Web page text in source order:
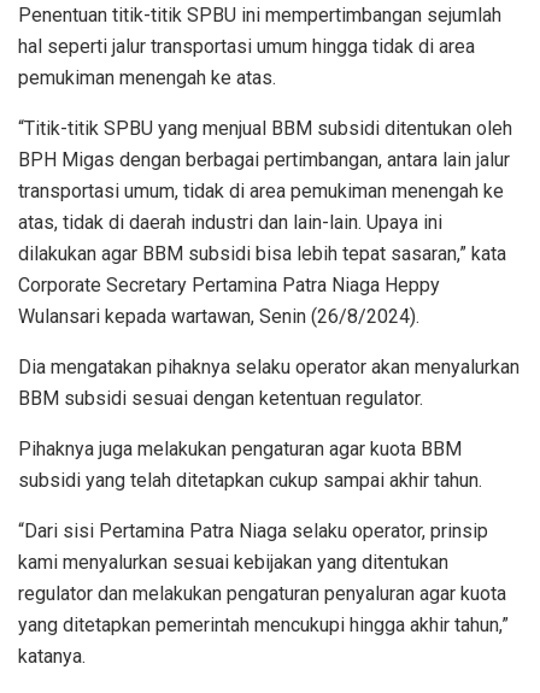
Penentuan titik-titik SPBU ini mempertimbangan sejumlah
hal seperti jalur transportasi umum hingga tidak di area
pemukiman menengah ke atas.
“Titik-titik SPBU yang menjual BBM subsidi ditentukan oleh
BPH Migas dengan berbagai pertimbangan, antara lain jalur
transportasi umum, tidak di area pemukiman menengah ke
atas, tidak di daerah industri dan lain-lain. Upaya ini
dilakukan agar BBM subsidi bisa lebih tepat sasaran,” kata
Corporate Secretary Pertamina Patra Niaga Heppy
Wulansari kepada wartawan, Senin (26/8/2024).
Dia mengatakan pihaknya selaku operator akan menyalurkan
BBM subsidi sesuai dengan ketentuan regulator.
Pihaknya juga melakukan pengaturan agar kuota BBM
subsidi yang telah ditetapkan cukup sampai akhir tahun.
“Dari sisi Pertamina Patra Niaga selaku operator, prinsip
kami menyalurkan sesuai kebijakan yang ditentukan
regulator dan melakukan pengaturan penyaluran agar kuota
yang ditetapkan pemerintah mencukupi hingga akhir tahun,”
katanya.